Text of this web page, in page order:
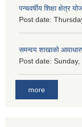
पन्चवर्षीय शिक्षा
Post date:
समन्वय शाखाको
Post date:
more